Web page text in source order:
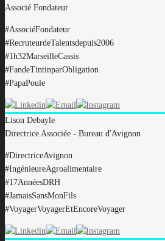
Associé Fondateur
#AssociéFondateur
#RecruteurdeTalentsdepuis2006
#1h32MarseilleCassis
#FandeTintinparObligation
#PapaPoule
Lison Debayle
Directrice Associée - Bureau d'Avignon
#DirectriceAvignon
#IngénieureAgroalimentaire
#17AnnéesDRH
#JamaisSansMonFils
#VoyagerVoyagerEtEncoreVoyager